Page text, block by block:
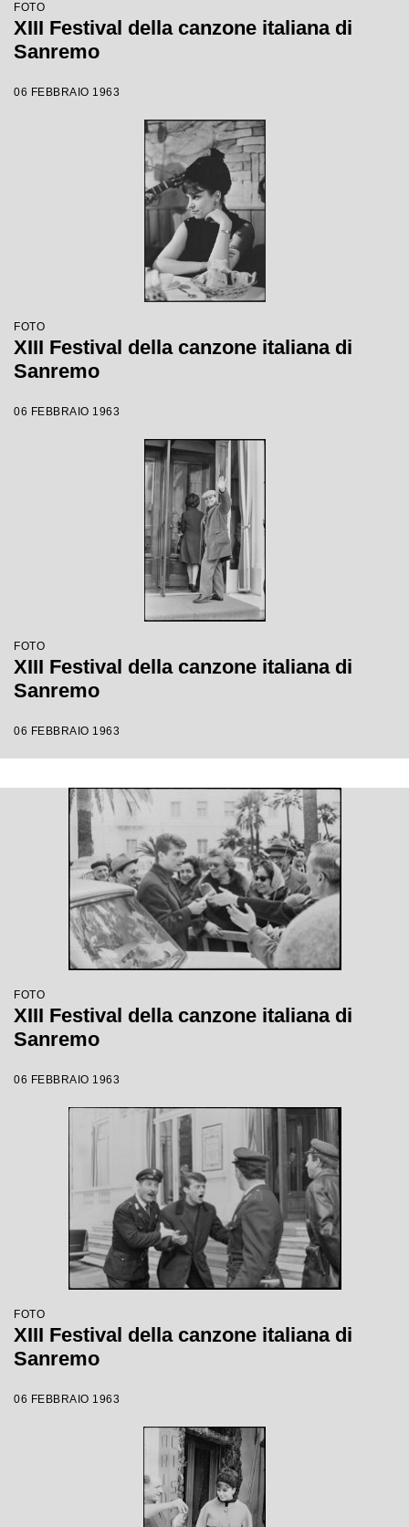
FOTO
XIII Festival della canzone italiana di
Sanremo
06 FEBBRAIO 1963
FOTO
XIII Festival della canzone italiana di
Sanremo
06 FEBBRAIO 1963
FOTO
XIII Festival della canzone italiana di
Sanremo
06 FEBBRAIO 1963
FOTO
XIII Festival della canzone italiana di
Sanremo
06 FEBBRAIO 1963
FOTO
XIII Festival della canzone italiana di
Sanremo
06 FEBBRAIO 1963